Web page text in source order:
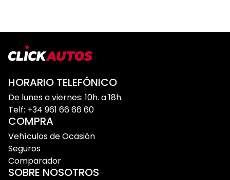
HORARIO TELEFÓNICO
De lunes a viernes: 10h. a 18h.
Telf: +34 961 66 66 60
COMPRA
Vehículos de Ocasión
Seguros
Comparador
SOBRE NOSOTROS